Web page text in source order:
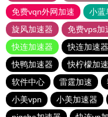
免费vqn外网加速
小蓝
旋风加速器
免费vps加
快连加速器
快连加速
快鸭加速器
快柠檬加
软件中心
雷霆加速
小美vpn
小美加速器